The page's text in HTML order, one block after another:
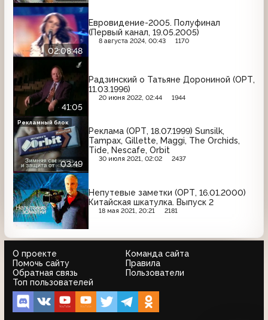
02:08:48
Евровидение-2005. Полуфинал
(Первый канал, 19.05.2005)
8 августа 2024, 00:43 1170
41:05
Радзинский о Татьяне Дорониной (ОРТ,
11.03.1996)
20 июня 2022, 02:44 1944
03:49
Реклама (ОРТ, 18.07.1999) Sunsilk,
Tampax, Gillette, Maggi, The Orchids,
Tide, Nescafe, Orbit
30 июля 2021, 02:02 2437
Рекламный блок
Непутевые заметки (ОРТ, 16.01.2000)
Китайская шкатулка. Выпуск 2
18 мая 2021, 20:21 2181
О проекте
Команда сайта
Помочь сайту
Правила
Обратная связь
Пользователи
Топ пользователей